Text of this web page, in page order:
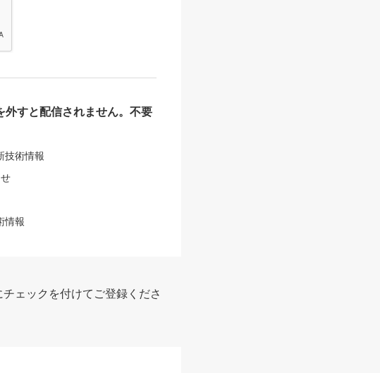
すと配信されません。不要
技術情報
情報
ェックを付けてご登録くださ